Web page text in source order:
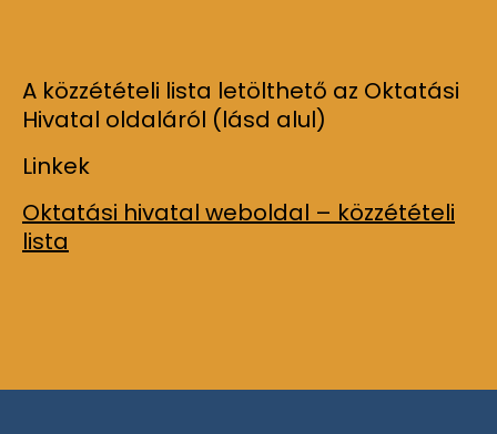
A közzétételi lista letölthető az Oktatási
Hivatal oldaláról (lásd alul)
Linkek
Oktatási hivatal weboldal – közzétételi
lista